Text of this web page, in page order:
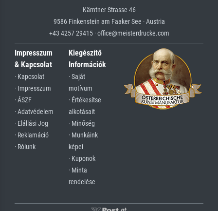
Kärntner Strasse 46
9586 Finkenstein am Faaker See · Austria
+43 4257 29415 · office@meisterdrucke.com
Impresszum
& Kapcsolat
· Kapcsolat
· Impresszum
· ÁSZF
· Adatvédelem
· Elállási Jog
· Reklamáció
· Rólunk
Kiegészítő
Információk
· Saját
motívum
· Értékesítse
alkotásait
· Minőség
· Munkáink
képei
· Kuponok
· Minta
rendelése